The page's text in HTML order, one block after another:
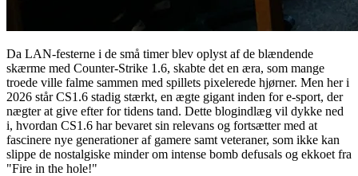
Da LAN-festerne i de små timer blev oplyst af de blændende
skærme med Counter-Strike 1.6, skabte det en æra, som mange
troede ville falme sammen med spillets pixelerede hjørner. Men her i
2026 står CS1.6 stadig stærkt, en ægte gigant inden for e-sport, der
nægter at give efter for tidens tand. Dette blogindlæg vil dykke ned
i, hvordan CS1.6 har bevaret sin relevans og fortsætter med at
fascinere nye generationer af gamere samt veteraner, som ikke kan
slippe de nostalgiske minder om intense bomb defusals og ekkoet fra
"Fire in the hole!"